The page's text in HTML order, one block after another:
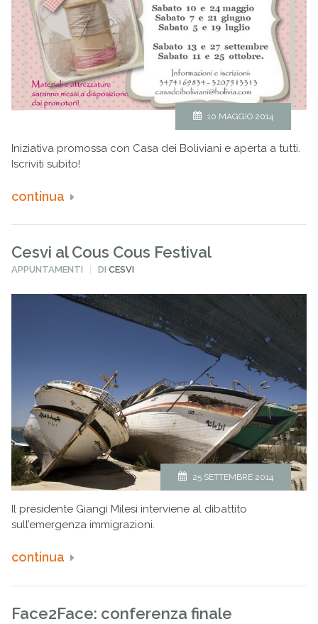
10 MAGGIO 2014
Iniziativa promossa con Casa dei Boliviani e aperta a tutti.
Iscriviti subito!
continua
Cesvi al Cous Cous Festival
PUBBLICATO
APPUNTAMENTI DICESVI
25 SETTEMBRE 2014
Il presidente Giangi Milesi interviene al dibattito
sull’emergenza immigrazioni.
continua
Face2Face: conferenza finale